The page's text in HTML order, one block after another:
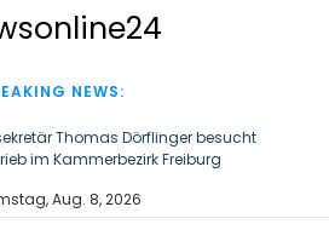
NEWS:
Thomas Dörflinger besucht
im Kammerbezirk Freiburg
und Katze – Tipps zur erfolgreichen
Eingewöhnung
Aug. 8, 2026